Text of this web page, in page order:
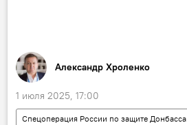
Александр Хроленко
1 июля 2025, 17:00
Спецоперация России по защите Донбасса